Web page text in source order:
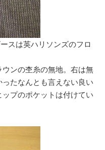
スは英ハリソンズのフロ
ンの杢糸の無地。右は無
たなんとも言えない良い
プのポケットは付けてい